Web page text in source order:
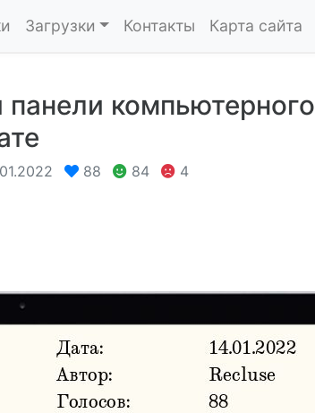
Загрузки Контакты Карта сайта
компьютерного
88 84 4